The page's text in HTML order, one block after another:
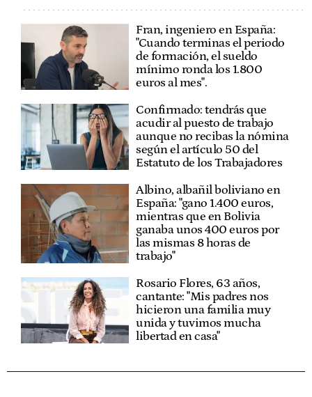
Fran, ingeniero en España:
"Cuando terminas el periodo
de formación, el sueldo
mínimo ronda los 1.800
euros al mes".
Confirmado: tendrás que
acudir al puesto de trabajo
aunque no recibas la nómina
según el artículo 50 del
Estatuto de los Trabajadores
Albino, albañil boliviano en
España: "gano 1.400 euros,
mientras que en Bolivia
ganaba unos 400 euros por
las mismas 8 horas de
trabajo"
Rosario Flores, 63 años,
cantante: "Mis padres nos
hicieron una familia muy
unida y tuvimos mucha
libertad en casa"